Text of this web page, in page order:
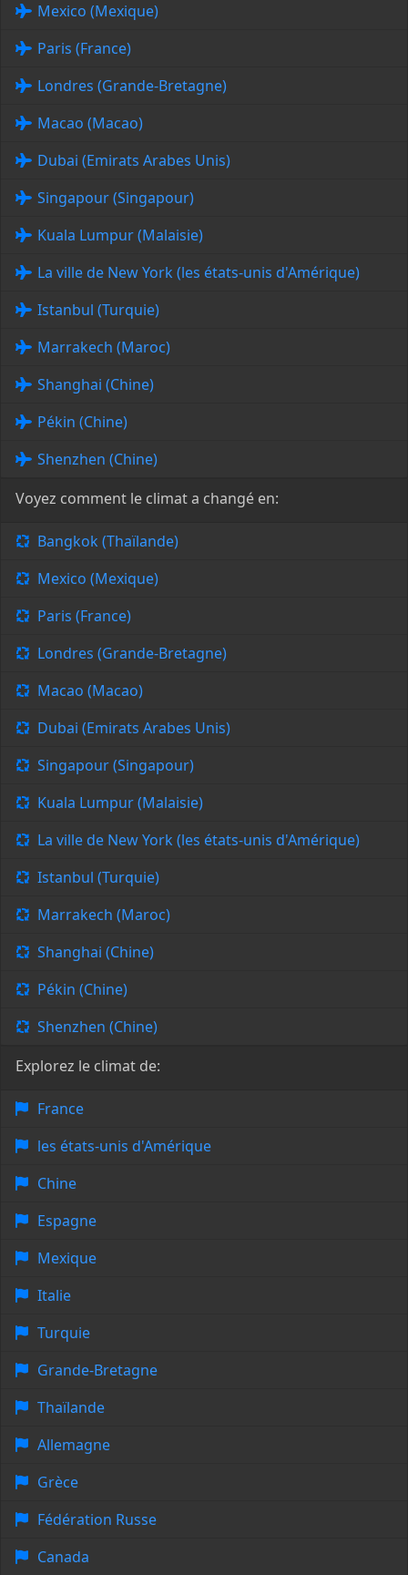
Mexico (Mexique)
Paris (France)
Londres (Grande-Bretagne)
Macao (Macao)
Dubai (Emirats Arabes Unis)
Singapour (Singapour)
Kuala Lumpur (Malaisie)
La ville de New York (les états-unis d'Amérique)
Istanbul (Turquie)
Marrakech (Maroc)
Shanghai (Chine)
Pékin (Chine)
Shenzhen (Chine)
Voyez comment le climat a changé en:
Bangkok (Thaïlande)
Mexico (Mexique)
Paris (France)
Londres (Grande-Bretagne)
Macao (Macao)
Dubai (Emirats Arabes Unis)
Singapour (Singapour)
Kuala Lumpur (Malaisie)
La ville de New York (les états-unis d'Amérique)
Istanbul (Turquie)
Marrakech (Maroc)
Shanghai (Chine)
Pékin (Chine)
Shenzhen (Chine)
Explorez le climat de:
France
les états-unis d'Amérique
Chine
Espagne
Mexique
Italie
Turquie
Grande-Bretagne
Thaïlande
Allemagne
Grèce
Fédération Russe
Canada